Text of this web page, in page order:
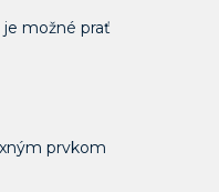
možné prať
prvkom